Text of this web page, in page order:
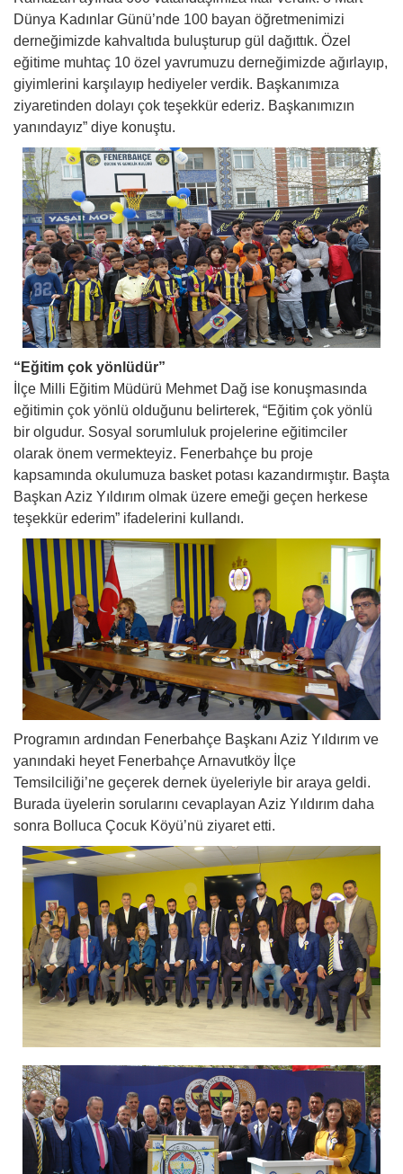
Dünya Kadınlar Günü’nde 100 bayan öğretmenimizi
derneğimizde kahvaltıda buluşturup gül dağıttık. Özel
eğitime muhtaç 10 özel yavrumuzu derneğimizde ağırlayıp,
giyimlerini karşılayıp hediyeler verdik. Başkanımıza
ziyaretinden dolayı çok teşekkür ederiz. Başkanımızın
yanındayız” diye konuştu.
“Eğitim çok yönlüdür”
İlçe Milli Eğitim Müdürü Mehmet Dağ ise konuşmasında
eğitimin çok yönlü olduğunu belirterek, “Eğitim çok yönlü
bir olgudur. Sosyal sorumluluk projelerine eğitimciler
olarak önem vermekteyiz. Fenerbahçe bu proje
kapsamında okulumuza basket potası kazandırmıştır. Başta
Başkan Aziz Yıldırım olmak üzere emeği geçen herkese
teşekkür ederim” ifadelerini kullandı.
Programın ardından Fenerbahçe Başkanı Aziz Yıldırım ve
yanındaki heyet Fenerbahçe Arnavutköy İlçe
Temsilciliği’ne geçerek dernek üyeleriyle bir araya geldi.
Burada üyelerin sorularını cevaplayan Aziz Yıldırım daha
sonra Bolluca Çocuk Köyü’nü ziyaret etti.